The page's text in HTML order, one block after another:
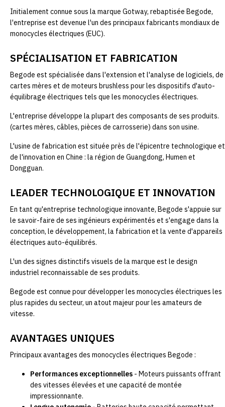
Initialement connue sous la marque Gotway, rebaptisée Begode,
l'entreprise est devenue l'un des principaux fabricants mondiaux de
monocycles électriques (EUC).
SPÉCIALISATION ET FABRICATION
Begode est spécialisée dans l'extension et l'analyse de logiciels, de
cartes mères et de moteurs brushless pour les dispositifs d'auto-
équilibrage électriques tels que les monocycles électriques.
L'entreprise développe la plupart des composants de ses produits.
(cartes mères, câbles, pièces de carrosserie) dans son usine.
L'usine de fabrication est située près de l'épicentre technologique et
de l'innovation en Chine : la région de Guangdong, Humen et
Dongguan.
LEADER TECHNOLOGIQUE ET INNOVATION
En tant qu'entreprise technologique innovante, Begode s'appuie sur
le savoir-faire de ses ingénieurs expérimentés et s'engage dans la
conception, le développement, la fabrication et la vente d'appareils
électriques auto-équilibrés.
L'un des signes distinctifs visuels de la marque est le design
industriel reconnaissable de ses produits.
Begode est connue pour développer les monocycles électriques les
plus rapides du secteur, un atout majeur pour les amateurs de
vitesse.
AVANTAGES UNIQUES
Principaux avantages des monocycles électriques Begode :
Performances exceptionnelles - Moteurs puissants offrant
des vitesses élevées et une capacité de montée
impressionnante.